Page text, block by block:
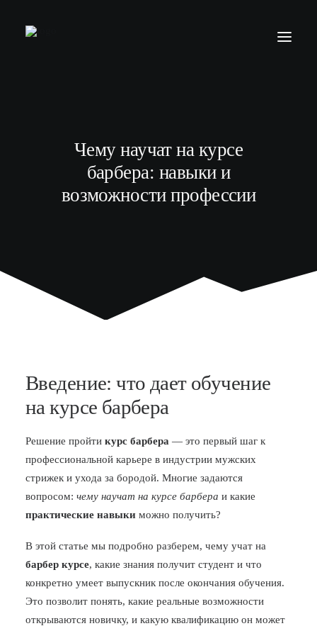
МОДЕЛЯМ
ВЫПУСКНИКИ
Чему научат на курсе
барбера: навыки и
возможности профессии
Введение: что дает обучение
на курсе барбера
Решение пройти курс барбера — это первый шаг к
профессиональной карьере в индустрии мужских
стрижек и ухода за бородой. Многие задаются
вопросом: чему научат на курсе барбера и какие
практические навыки можно получить?
В этой статье мы подробно разберем, чему учат на
барбер курсе, какие знания получит студент и что
конкретно умеет выпускник после окончания обучения.
Это позволит понять, какие реальные возможности
открываются новичку, и какую квалификацию он может